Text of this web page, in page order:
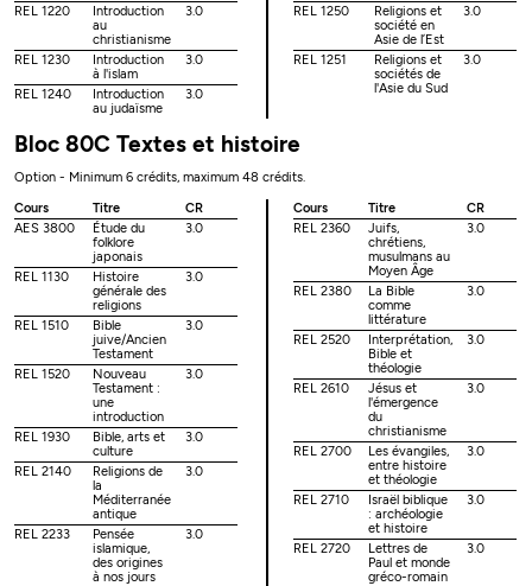
REL 1220
Introduction
au
christianisme
3.0
REL 1230
Introduction
à l'islam
3.0
REL 1240
Introduction
au judaïsme
3.0
REL 1250
Religions et
société en
Asie de l’Est
3.0
REL 1251
Religions et
sociétés de
l'Asie du Sud
3.0
Bloc 80C Textes et histoire
Option - Minimum 6 crédits, maximum 48 crédits.
Cours
Titre
CR
AES 3800
Étude du
folklore
japonais
3.0
REL 1130
Histoire
générale des
religions
3.0
REL 1510
Bible
juive/Ancien
Testament
3.0
REL 1520
Nouveau
Testament :
une
introduction
3.0
REL 1930
Bible, arts et
culture
3.0
REL 2140
Religions de
la
Méditerranée
antique
3.0
REL 2233
Pensée
islamique,
des origines
à nos jours
3.0
Cours Titre
CR
REL 2360
Juifs,
chrétiens,
musulmans au
Moyen Âge
3.0
REL 2380
La Bible
comme
littérature
3.0
REL 2520
Interprétation,
Bible et
théologie
3.0
REL 2610
Jésus et
l'émergence
du
christianisme
3.0
REL 2700
Les évangiles,
entre histoire
et théologie
3.0
REL 2710
Israël biblique
: archéologie
et histoire
3.0
REL 2720
Lettres de
Paul et monde
gréco-romain
3.0